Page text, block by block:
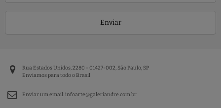
Enviar
Rua Estados Unidos, 2280 - 01427-002, São Paulo, SP
Enviamos para todo o Brasil
Enviar um email:infoarte@galeriandre.com.br